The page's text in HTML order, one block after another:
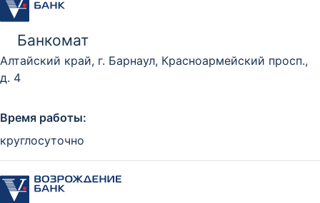
Банкомат
Алтайский край, г. Барнаул, Красноармейский просп.,
д. 4
Время работы:
круглосуточно